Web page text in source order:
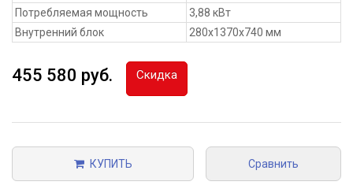
Потребляемая мощность
3,88 кВт
Внутренний блок
280x1370x740 мм
455 580 руб. Скидка
КУПИТЬ Сравнить